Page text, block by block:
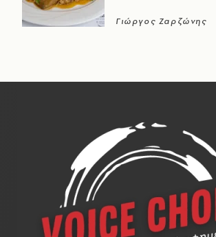
Γιώργος Ζαρζώνης